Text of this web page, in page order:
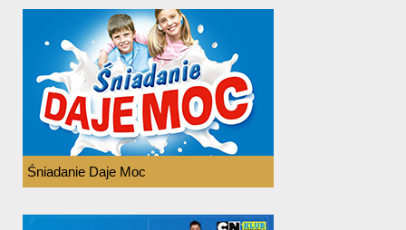
Śniadanie Daje Moc